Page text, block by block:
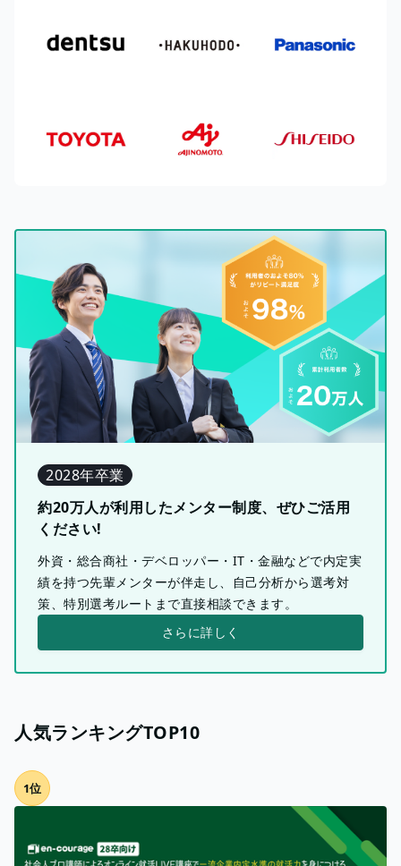
2028年卒業
約20万人が利用したメンター制度、ぜひご活用
ください!
外資・総合商社・デベロッパー・IT・金融などで内定実
績を持つ先輩メンターが伴走し、自己分析から選考対
策、特別選考ルートまで直接相談できます。
さらに詳しく
人気ランキングTOP10
1位